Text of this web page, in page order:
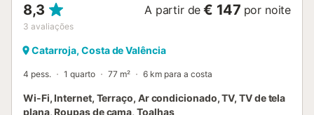
8,3
3 avaliações
A partir de € 147 por noite
Catarroja, Costa de Valência
4 pess. 1 quarto 77 m² 6 km para a costa
Wi-Fi, Internet, Terraço, Ar condicionado, TV, TV de tela
plana, Roupas de cama, Toalhas